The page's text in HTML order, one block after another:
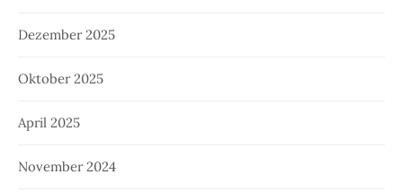
Dezember 2025
Oktober 2025
April 2025
November 2024